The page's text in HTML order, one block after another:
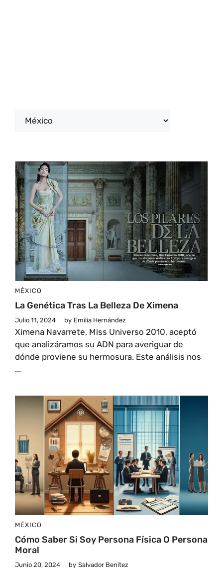
Categorías
MÉXICO
La Genética Tras La Belleza De Ximena
Julio 11, 2024 by Emilia Hernández
Ximena Navarrete, Miss Universo 2010, aceptó
que analizáramos su ADN para averiguar de
dónde proviene su hermosura. Este análisis nos
...
MÉXICO
Cómo Saber Si Soy Persona Física O Persona
Moral
Junio 20, 2024 by Salvador Benítez